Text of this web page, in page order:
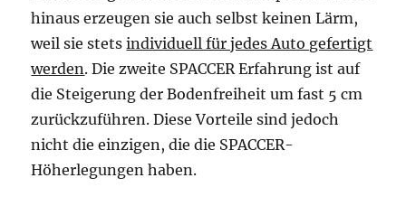
hinaus erzeugen sie auch selbst keinen Lärm,
weil sie stetsindividuell für jedes Auto gefertigt
werden. Die zweite SPACCER Erfahrung ist auf
die Steigerung der Bodenfreiheit um fast 5 cm
zurückzuführen. Diese Vorteile sind jedoch
nicht die einzigen, die die SPACCER-
Höherlegungen haben.